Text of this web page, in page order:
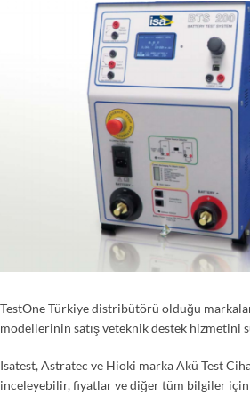
TestOne Türkiye distribütörü olduğu
modellerinin satış veteknik destek hizmetini
Isatest, Astratec ve Hioki marka Akü Test
inceleyebilir, fiyatlar ve diğer tüm bilgiler